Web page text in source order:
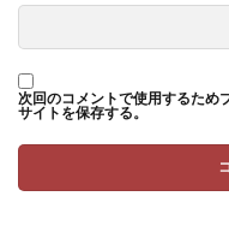
次回のコメントで使用するため
サイトを保存する。